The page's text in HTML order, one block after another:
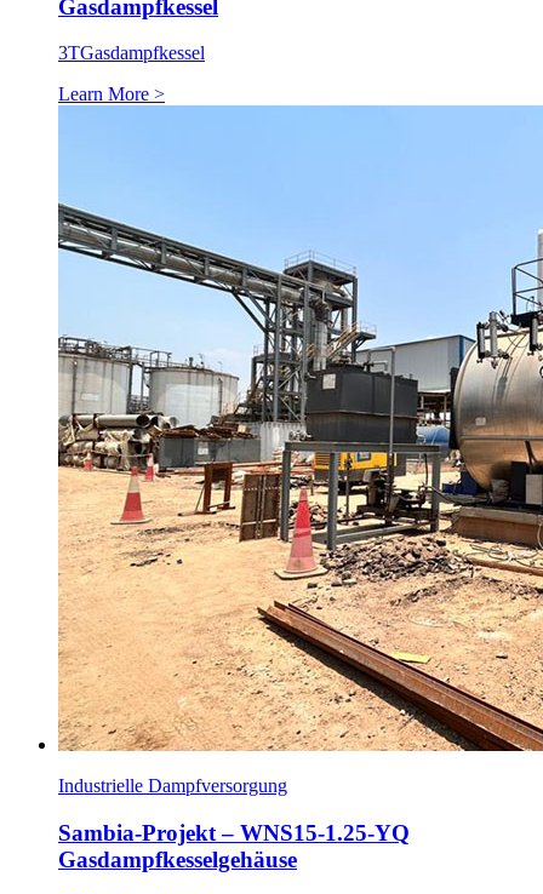
Gasdampfkessel
3TGasdampfkessel
Learn More >
Industrielle Dampfversorgung
Sambia-Projekt – WNS15-1.25-YQ
Gasdampfkesselgehäuse